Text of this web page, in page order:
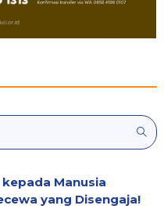
Manusia
yang Disengaja!